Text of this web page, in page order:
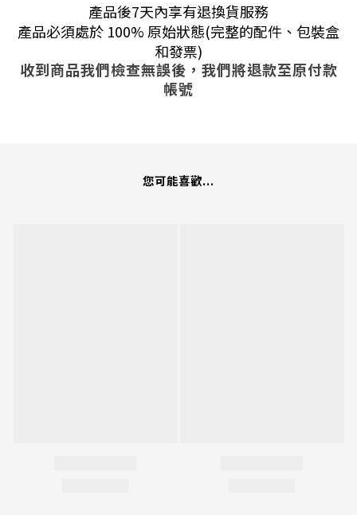
產品後7天內享有退換貨服務
產品必須處於 100% 原始狀態(完整的配件、包裝盒
和發票)
收到商品我們檢查無誤後，我們將退款至原付款
帳號
您可能喜歡...